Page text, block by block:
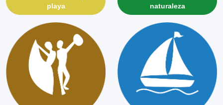
❮ ❯
Pescado Frito
Cultura
Gastronomía
Ver más
0
playa
naturaleza